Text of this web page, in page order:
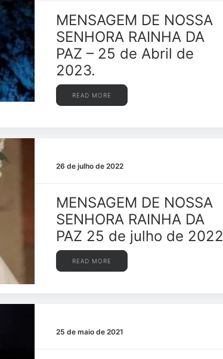
MENSAGEM DE NOSSA
SENHORA RAINHA DA
PAZ – 25 de Abril de
2023.
READ MORE
26 de julho de 2022
MENSAGEM DE NOSSA
SENHORA RAINHA DA
PAZ 25 de julho de 2022
READ MORE
25 de maio de 2021